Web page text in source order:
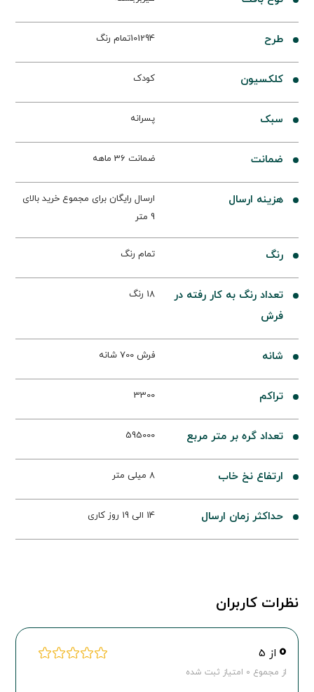
طرح 101294تمام رنگ
کلکسیون کودک
سبک پسرانه
ضمانت ضمانت 36 ماهه
هزینه ارسال
ارسال رایگان برای مجموع خرید بالای
9 متر
رنگ تمام رنگ
تعداد رنگ به کار رفته در
فرش
18 رنگ
شانه فرش 700 شانه
تراکم 3300
تعداد گره بر متر مربع 595000
ارتفاع نخ خاب 8 میلی متر
حداکثر زمان ارسال 14 الی 19 روز کاری
نظرات کاربران
0 از 5
از مجموع 0 امتیاز ثبت شده